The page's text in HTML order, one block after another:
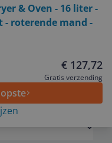
& Oven - 16 liter -
- roterende mand -
€ 127,72
Gratis verzending